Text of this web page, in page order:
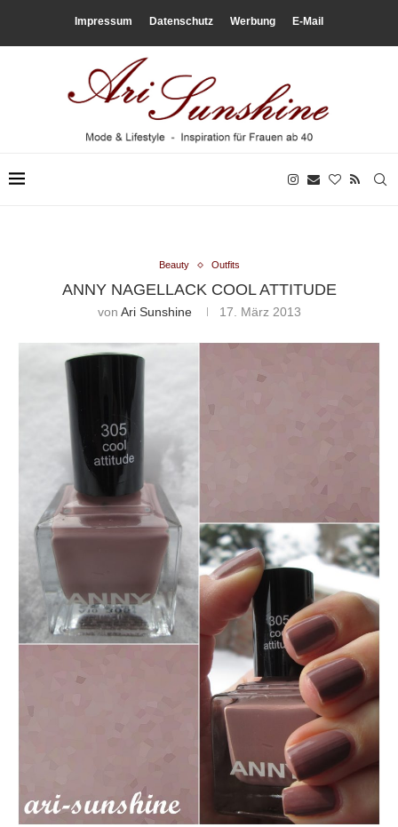
Impressum Datenschutz Werbung E-Mail
Beauty Outfits
ANNY NAGELLACK COOL ATTITUDE
von Ari Sunshine 17. März 2013